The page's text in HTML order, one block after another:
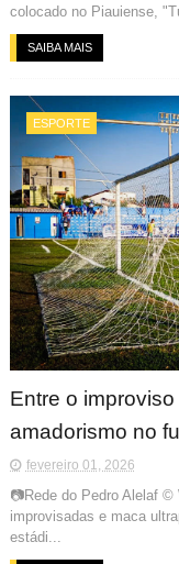
colocado no Piauiense,
SAIBA MAIS
ESPORTE
Entre o
amadorismo no
fevereiro 01, 2026
📷Rede do Pedro Alelaf
improvisadas e maca
estádi...